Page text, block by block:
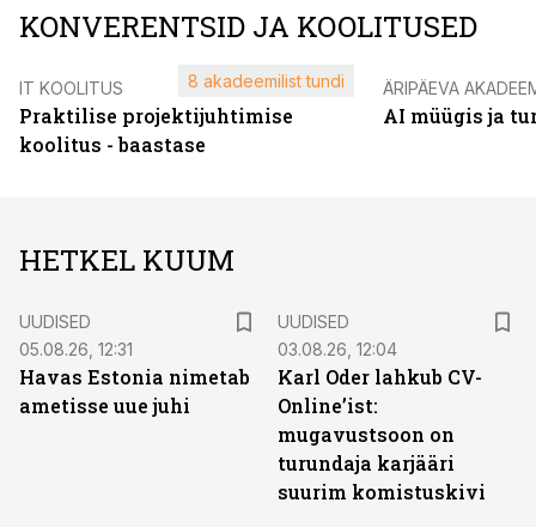
KONVERENTSID JA KOOLITUSED
IT KOOLITUS
Praktilise projektijuhtimise
koolitus - baastase
8 akadeemilist tundi ÄRIPÄEVA
AI müügis ja
HETKEL KUUM
UUDISED
05.08.26, 12:31
Havas Estonia nimetab
ametisse uue juhi
UUDISED
03.08.26, 12:04
Karl Oder lahkub CV-
Online’ist:
mugavustsoon on
turundaja karjääri
suurim komistuskivi